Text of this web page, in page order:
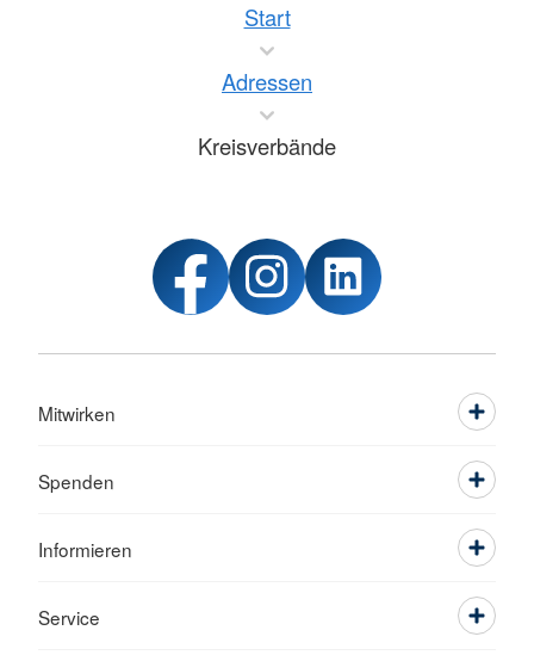
Start
Adressen
Kreisverbände
Mitwirken
Spenden
Informieren
Service